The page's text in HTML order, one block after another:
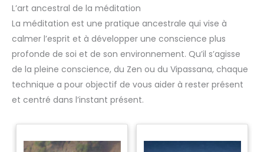
L’art ancestral de la méditation
La méditation est une pratique ancestrale qui vise à
calmer l’esprit et à développer une conscience plus
profonde de soi et de son environnement. Qu’il s’agisse
de la pleine conscience, du Zen ou du Vipassana, chaque
technique a pour objectif de vous aider à rester présent
et centré dans l’instant présent.